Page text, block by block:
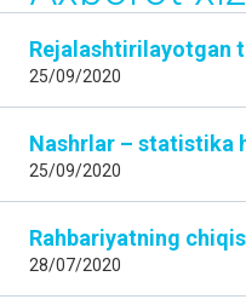
Rejalashtirilayotgan
25/09/2020
Nashrlar – statistika
25/09/2020
Rahbariyatning
28/07/2020